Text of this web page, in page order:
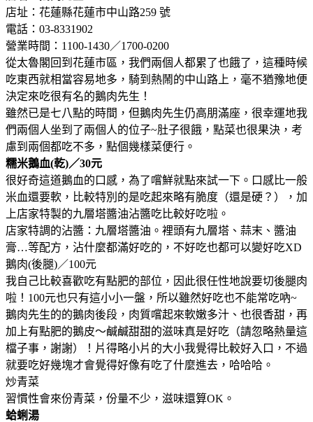
店址：花蓮縣花蓮市中山路259 號
電話：03-8331902
營業時間：1100-1430／1700-0200
從太魯閣回到花蓮市區，我們兩個人都累了也餓了，這種時候
吃東西就相當容易地多，騎到熱鬧的中山路上，毫不猶豫地便
決定來吃很有名的鵝肉先生！
雖然已是七八點的時間，但鵝肉先生仍高朋滿座，很幸運地我
們兩個人坐到了兩個人的位子~肚子很餓，點菜也很果決，考
慮到兩個都吃不多，點個幾樣菜便行。
糯米鵝血(乾)／30元
很好奇這道鵝血的口感，為了嚐鮮就點來試一下。口感比一般
米血還要軟，比較特別的是吃起來略有脆度（還是硬？），加
上店家特製的九層塔醬油沾醬吃比較好吃啦。
店家特調的沾醬：九層塔醬油。裡頭有九層塔、蒜末、醬油
膏…等配方，沾什麼都滿好吃的，不好吃也都可以變好吃XD
鵝肉(後腿)／100元
我自己比較喜歡吃有點肥的部位，因此很任性地說要切後腿肉
啦！100元也只有這小小一盤，所以雖然好吃也不能常吃吶~
鵝肉先生的的鵝肉後段，肉質嚐起來軟嫩多汁、也很香甜，再
加上有點肥的鵝皮～鹹鹹甜甜的滋味真是好吃（請忽略熱量這
檔子事，謝謝）！片得略小片的大小我覺得比較好入口，不過
就要吃好幾塊才會覺得好像有吃了什麼進去，哈哈哈。
炒青菜
習慣性會來份青菜，份量不少，滋味還算OK。
蛤蜊湯